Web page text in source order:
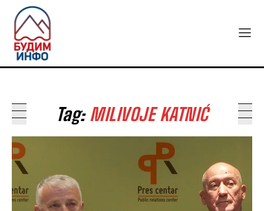
Tag: MILIVOJE KATNIĆ